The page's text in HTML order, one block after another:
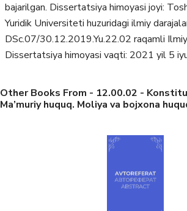
bajarilgan. Dissertatsiya himoyasi joyi:
Yuridik Universiteti huzuridagi ilmiy
DSc.07/30.12.2019.Yu.22.02 raqamli
Dissertatsiya himoyasi vaqti: 2021 yil 5
Other Books From - 12.00.02 -
Ma’muriy huquq. Moliya va bojxona